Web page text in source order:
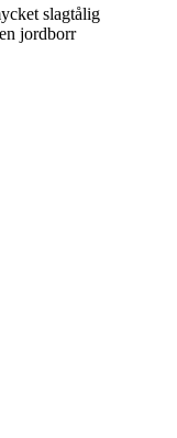
slagtålig
jordborr